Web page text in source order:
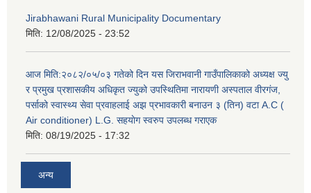
Jirabhawani Rural Municipality Documentary
मिति: 12/08/2025 - 23:52
आज मिति:२०८२/०५/०३ गतेको दिन यस जिराभवानी गाउँपालिकाको अध्यक्ष ज्यु
र प्रमुख प्रशासकीय अधिकृत ज्युको उपस्थितिमा नारायणी अस्पताल वीरगंज,
पर्साको स्वास्थ्य सेवा प्रवाहलाई अझ प्रभावकारी बनाउन ३ (तिन) वटा A.C (
Air conditioner) L.G. सहयाेग स्वरुप उपलब्ध गराएक
मिति: 08/19/2025 - 17:32
अन्य